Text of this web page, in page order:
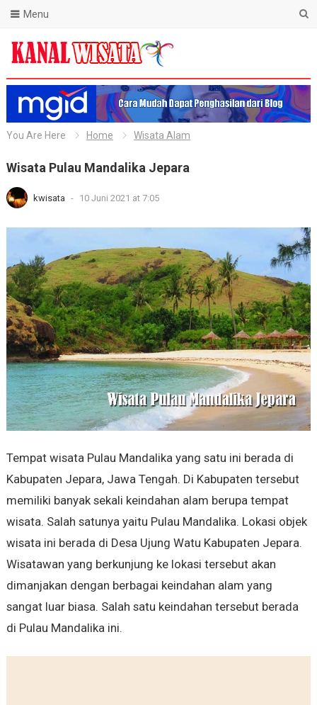
Blog Kanal Wisata
Menu
You Are Here Home Wisata Alam
Wisata Pulau Mandalika Jepara
kwisata - 10 Juni 2021 at 7:05
Tempat wisata Pulau Mandalika yang satu ini berada di
Kabupaten Jepara, Jawa Tengah. Di Kabupaten tersebut
memiliki banyak sekali keindahan alam berupa tempat
wisata. Salah satunya yaitu Pulau Mandalika. Lokasi objek
wisata ini berada di Desa Ujung Watu Kabupaten Jepara.
Wisatawan yang berkunjung ke lokasi tersebut akan
dimanjakan dengan berbagai keindahan alam yang
sangat luar biasa. Salah satu keindahan tersebut berada
di Pulau Mandalika ini.